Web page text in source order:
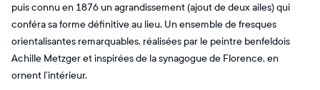
puis connu en 1876 un agrandissement (ajout de deux ailes) qui
conféra sa forme définitive au lieu. Un ensemble de fresques
orientalisantes remarquables, réalisées par le peintre benfeldois
Achille Metzger et inspirées de la synagogue de Florence, en
ornent l’intérieur.